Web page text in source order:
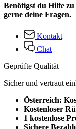
Benötigst du Hilfe
gerne deine Fragen.
Kontakt
Chat
Geprüfte Qualität
Sicher und vertraut
Österreich:
Kostenloser
1 kostenlose
Sichere